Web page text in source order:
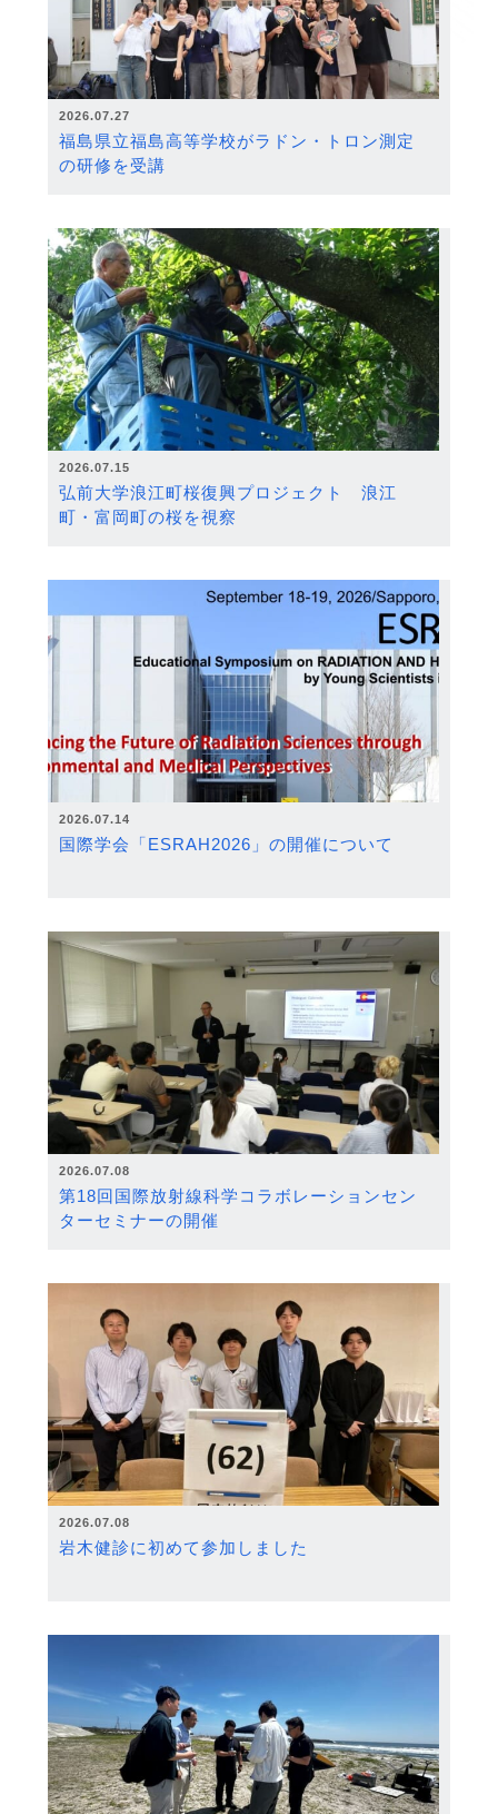
2026.07.27
福島県立福島高等学校がラドン・トロン測定
の研修を受講
2026.07.15
弘前大学浪江町桜復興プロジェクト 浪江
町・富岡町の桜を視察
2026.07.14
国際学会「ESRAH2026」の開催について
2026.07.08
第18回国際放射線科学コラボレーションセン
ターセミナーの開催
2026.07.08
岩木健診に初めて参加しました